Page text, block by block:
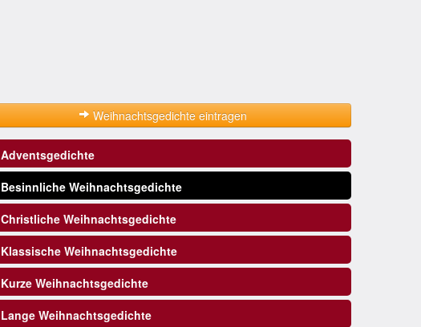
Weihnachtsgedichte eintragen
Adventsgedichte
Besinnliche Weihnachtsgedichte
Christliche Weihnachtsgedichte
Klassische Weihnachtsgedichte
Kurze Weihnachtsgedichte
Lange Weihnachtsgedichte